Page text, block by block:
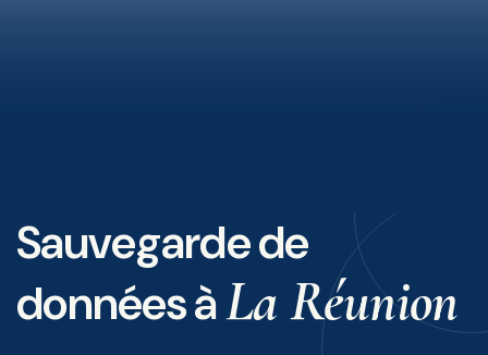
Sauvegarde de
données àLa Réunion